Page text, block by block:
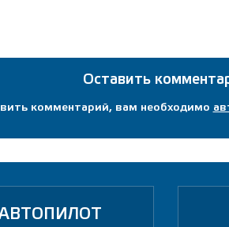
Оставить
комментарий, вам необходимо